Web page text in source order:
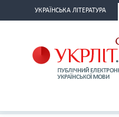
УКРАЇНСЬКА ЛІТЕРАТУРА